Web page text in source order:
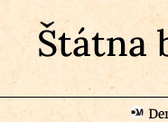
Štátna